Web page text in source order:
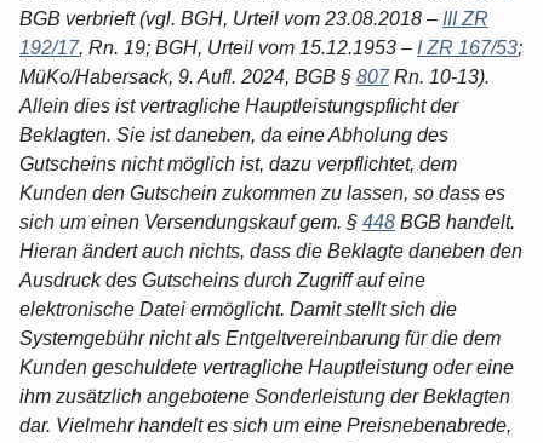
BGB verbrieft (vgl. BGH, Urteil vom 23.08.2018 – III ZR
192/17, Rn. 19; BGH, Urteil vom 15.12.1953 – I ZR 167/53;
MüKo/Habersack, 9. Aufl. 2024, BGB § 807Rn. 10-13).
Allein dies ist vertragliche Hauptleistungspflicht der
Beklagten. Sie ist daneben, da eine Abholung des
Gutscheins nicht möglich ist, dazu verpflichtet, dem
Kunden den Gutschein zukommen zu lassen, so dass es
sich um einen Versendungskauf gem. § 448 BGB handelt.
Hieran ändert auch nichts, dass die Beklagte daneben den
Ausdruck des Gutscheins durch Zugriff auf eine
elektronische Datei ermöglicht. Damit stellt sich die
Systemgebühr nicht als Entgeltvereinbarung für die dem
Kunden geschuldete vertragliche Hauptleistung oder eine
ihm zusätzlich angebotene Sonderleistung der Beklagten
dar. Vielmehr handelt es sich um eine Preisnebenabrede,